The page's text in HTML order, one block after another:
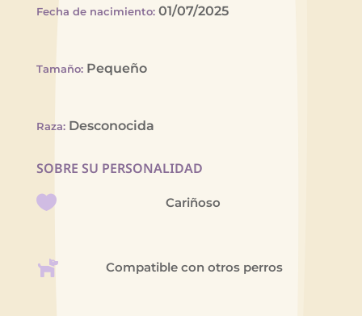
Fecha de nacimiento: 01/07/2025
Tamaño: Pequeño
Raza: Desconocida
SOBRE SU PERSONALIDAD
Cariñoso
Compatible con otros perros